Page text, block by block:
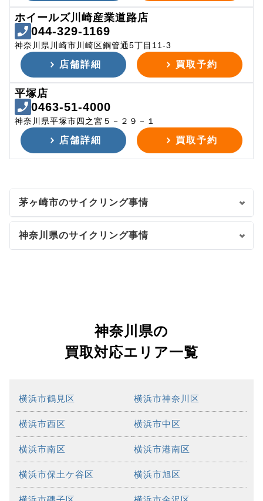
ホイールズ川崎産業道路店
044-329-1169
神奈川県川崎市川崎区鋼管通5丁目11-3
店舗詳細 買取予約
平塚店
0463-51-4000
神奈川県平塚市四之宮５－２９－１
店舗詳細 買取予約
茅ヶ崎市のサイクリング事情
神奈川県のサイクリング事情
神奈川県の
買取対応エリア一覧
横浜市鶴見区 横浜市神奈川区
横浜市西区 横浜市中区
横浜市南区 横浜市港南区
横浜市保土ケ谷区 横浜市旭区